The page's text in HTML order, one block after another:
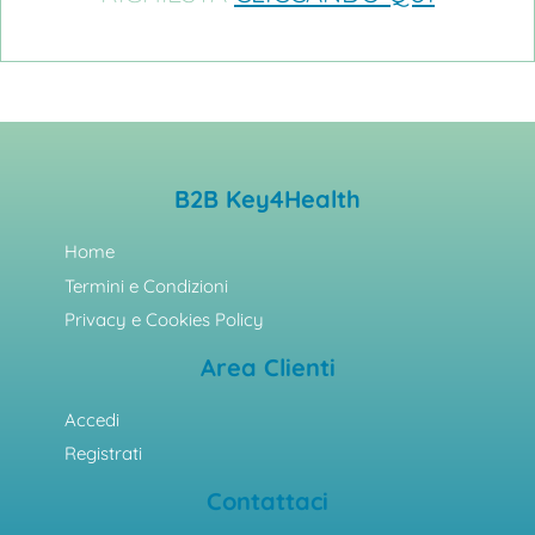
B2B Key4Health
Home
Termini e Condizioni
Privacy e Cookies Policy
Area Clienti
Accedi
Registrati
Contattaci